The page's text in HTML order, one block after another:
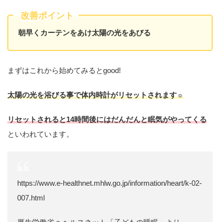
改善ポイント
朝早くカーテンをあけ太陽の光をあびる
まずはこれから始めてみるとgood!
太陽の光を浴びる事で体内時計がリセットされます☼
リセットされると14時間後にはだんだんと眠気がやってくる
といわれています。
https://www.e-healthnet.mhlw.go.jp/information/heart/k-02-
007.html